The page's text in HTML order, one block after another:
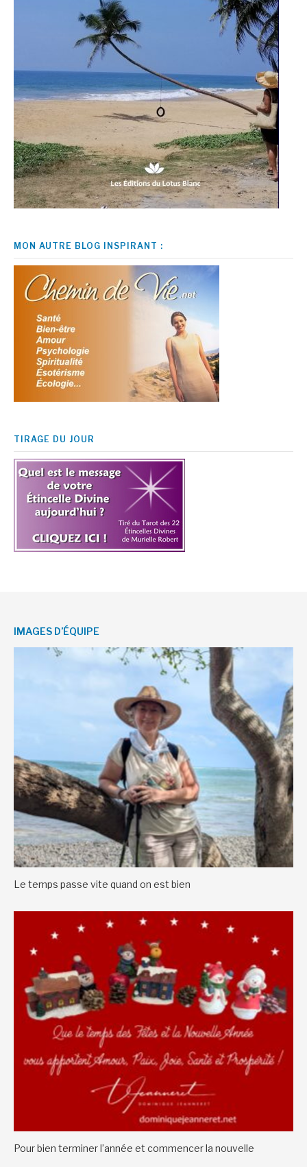
MON AUTRE BLOG INSPIRANT :
TIRAGE DU JOUR
IMAGES D’ÉQUIPE
Le temps passe vite quand on est bien
Pour bien terminer l’année et commencer la nouvelle